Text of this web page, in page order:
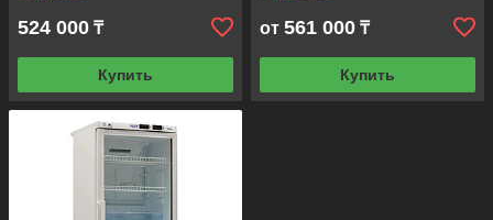
524 000 ₸
Купить
от 561 000 ₸
Купить